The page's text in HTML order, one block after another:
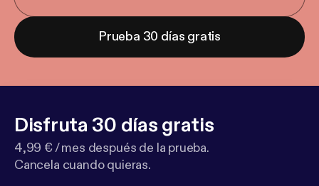
Prueba 30 días gratis
Disfruta 30 días gratis
4,99 € / mes después de la prueba.
Cancela cuando quieras.